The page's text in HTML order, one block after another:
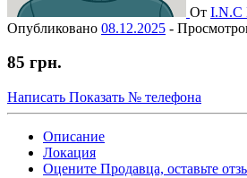
От I.N.C
Опубликовано 08.12.2025 -
85 грн.
Написать Показать № телефона
Описание
Локация
Оцените Продавца, оставьте